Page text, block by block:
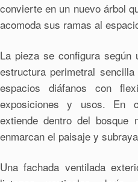
convierte en un nuevo árbol
acomoda sus ramas al
La pieza se configura según
estructura perimetral
espacios diáfanos con
exposiciones y usos. En
extiende dentro del bosque
enmarcan el paisaje y
Una fachada ventilada